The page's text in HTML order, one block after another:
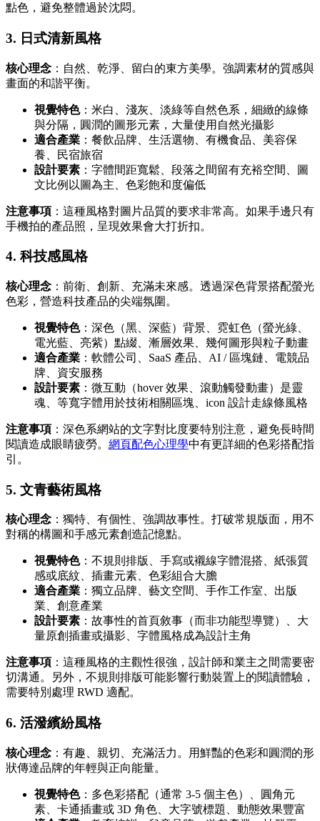
點色，避免整體過於沈悶。
3. 日式清新風格
核心理念 ：自然、乾淨、留白的東方美學。強調素材的質感與
畫面的和諧平衡。
視覺特色：米白、淺灰、淡綠等自然色系，細緻的線條
與分隔，圓潤的圖形元素，大量使用自然光攝影
適合產業 ：餐飲品牌、生活選物、有機食品、美容保
養、民宿旅宿
設計要素 ：字體間距寬鬆、段落之間留有充裕空間、圖
文比例以圖為主、色彩飽和度偏低
注意事項 ：這種風格對圖片品質的要求非常高。如果手邊只有
手機拍的產品照，呈現效果會大打折扣。
4. 科技感風格
核心理念 ：前衛、創新、充滿未來感。透過深色背景搭配螢光
色彩，營造科技產品的尖端氛圍。
視覺特色：深色（黑、深藍）背景、霓虹色（螢光綠、
電光藍、亮紫）點綴、漸層效果、幾何圖形與粒子動畫
適合產業 ：軟體公司、SaaS 產品、AI / 區塊鏈、電競品
牌、資安服務
設計要素 ：微互動（hover 效果、滾動觸發動畫）是靈
魂、等寬字體用於技術相關區塊、icon 設計走線條風格
注意事項 ：深色系網站的文字對比度要特別注意，避免長時間
閱讀造成眼睛疲勞。 網頁配色心理學中有更詳細的色彩搭配指
引。
5. 文青藝術風格
核心理念 ：獨特、有個性、強調故事性。打破常規版面，用不
對稱的構圖和手感元素創造記憶點。
視覺特色：不規則排版、手寫或襯線字體混搭、紙張質
感或底紋、插畫元素、色彩組合大膽
適合產業 ：獨立品牌、藝文空間、手作工作室、出版
業、創意產業
設計要素 ：故事性的首頁敘事（而非功能型導覽）、大
量原創插畫或攝影、字體風格成為設計主角
注意事項 ：這種風格的主觀性很強，設計師和業主之間需要密
切溝通。另外，不規則排版可能影響行動裝置上的閱讀體驗，
需要特別處理 RWD 適配。
6. 活潑繽紛風格
核心理念 ：有趣、親切、充滿活力。用鮮豔的色彩和圓潤的形
狀傳達品牌的年輕與正向能量。
視覺特色：多色彩搭配（通常 3-5 個主色）、圓角元
素、卡通插畫或 3D 角色、大字號標題、動態效果豐富